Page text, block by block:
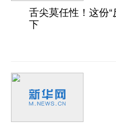
舌尖莫任性！这份
下